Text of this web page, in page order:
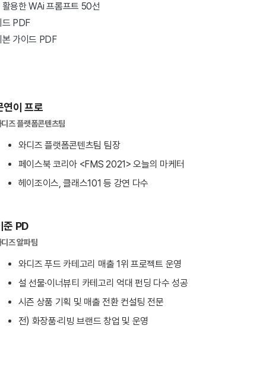
용한 WAi 프롬프트 50선
드 PDF
본 가이드 PDF
연이 프로
즈 플랫폼콘텐츠팀
와디즈 플랫폼콘텐츠팀 팀장
페이스북 코리아 <FMS 2021> 오늘의 마케터
헤이조이스, 클래스101 등 강연 다수
준 PD
즈 알파팀
와디즈 푸드 카테고리 매출 1위 프로젝트 운영
설 선물·이너뷰티 카테고리 억대 펀딩 다수 성공
시즌 상품 기획 및 매출 전환 컨설팅 전문
전) 화장품·리빙 브랜드 창업 및 운영